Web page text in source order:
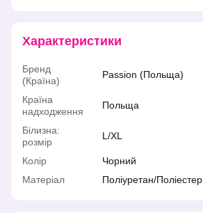
Характеристики
Бренд
(Країна)
Passion (Польща)
Країна
надходження
Польща
Білизна:
розмір
L/XL
Колір
Чорний
Матеріал
Поліуретан/Поліестер